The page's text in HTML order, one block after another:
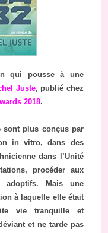
qui pousse à une
Juste, publié chez
2018.
sont plus conçus par
in vitro, dans des
dans l’Unité
procéder aux
adoptifs. Mais une
à laquelle elle était
vie tranquille et
et ne tarde pas